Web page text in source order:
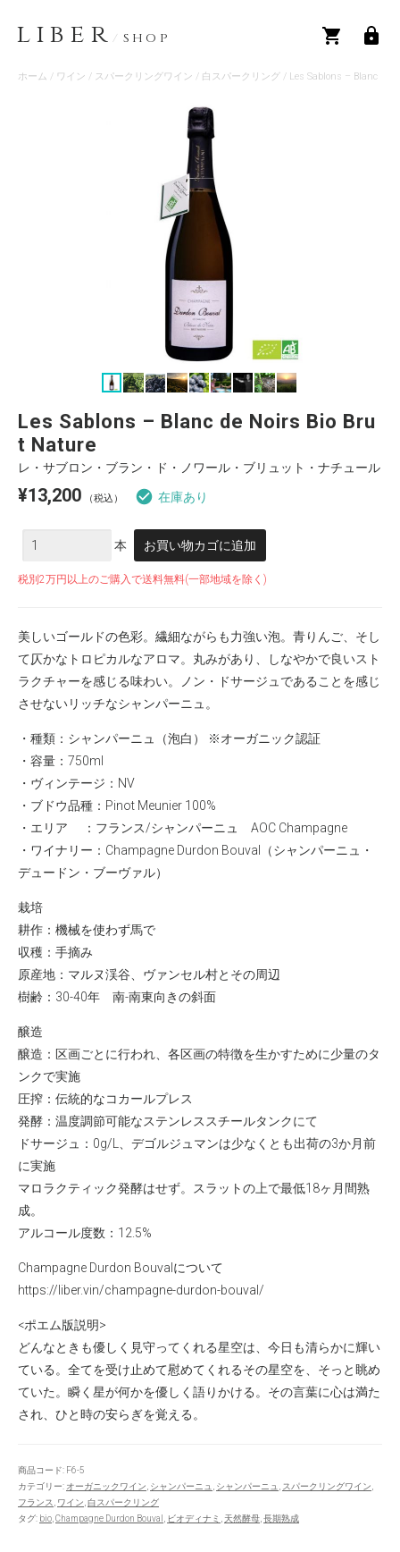
LIBER / SHOP
ホーム / ワイン / スパークリングワイン / 白スパークリング / Les Sablons – Blanc
Les Sablons – Blanc de Noirs Bio Bru
t Nature
レ・サブロン・ブラン・ド・ノワール・ブリュット・ナチュール
¥13,200 （税込） 在庫あり
本 お買い物カゴに追加
税別2万円以上のご購入で送料無料(一部地域を除く)
美しいゴールドの色彩。繊細ながらも力強い泡。青りんご、そし
て仄かなトロピカルなアロマ。丸みがあり、しなやかで良いスト
ラクチャーを感じる味わい。ノン・ドサージュであることを感じ
させないリッチなシャンパーニュ。
・種類：シャンパーニュ（泡白） ※オーガニック認証
・容量：750ml
・ヴィンテージ：NV
・ブドウ品種：Pinot Meunier 100%
・エリア ：フランス/シャンパーニュ AOC Champagne
・ワイナリー： Champagne Durdon Bouval（シャンパーニュ・
デュードン・ブーヴァル）
栽培
耕作：機械を使わず馬で
収穫：手摘み
原産地：マルヌ渓谷、ヴァンセル村とその周辺
樹齢：30-40年 南-南東向きの斜面
醸造
醸造：区画ごとに行われ、各区画の特徴を生かすために少量のタ
ンクで実施
圧搾：伝統的なコカールプレス
発酵：温度調節可能なステンレススチールタンクにて
ドサージュ：0g/L、デゴルジュマンは少なくとも出荷の3か月前
に実施
マロラクティック発酵はせず。スラットの上で最低18ヶ月間熟
成。
アルコール度数：12.5%
Champagne Durdon Bouvalについて
https://liber.vin/champagne-durdon-bouval/
<ポエム版説明>
どんなときも優しく見守ってくれる星空は、今日も清らかに輝い
ている。全てを受け止めて慰めてくれるその星空を、そっと眺め
ていた。瞬く星が何かを優しく語りかける。その言葉に心は満た
され、ひと時の安らぎを覚える。
商品コード: F6-5
カテゴリー: オーガニックワイン, シャンパーニュ, シャンパーニュ, スパークリングワイン,
フランス, ワイン,白スパークリング
タグ: bio,Champagne Durdon Bouval , ビオディナミ , 天然酵母,長期熟成